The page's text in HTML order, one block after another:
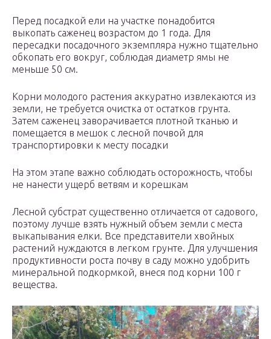
Перед посадкой ели на участке понадобится
выкопать саженец возрастом до 1 года. Для
пересадки посадочного экземпляра нужно тщательно
обкопать его вокруг, соблюдая диаметр ямы не
меньше 50 см.
Корни молодого растения аккуратно извлекаются из
земли, не требуется очистка от остатков грунта.
Затем саженец заворачивается плотной тканью и
помещается в мешок с лесной почвой для
транспортировки к месту посадки
На этом этапе важно соблюдать осторожность, чтобы
не нанести ущерб ветвям и корешкам
Лесной субстрат существенно отличается от садового,
поэтому лучше взять нужный объем земли с места
выкапывания елки. Все представители хвойных
растений нуждаются в легком грунте. Для улучшения
продуктивности роста почву в саду можно удобрить
минеральной подкормкой, внеся под корни 100 г
вещества.